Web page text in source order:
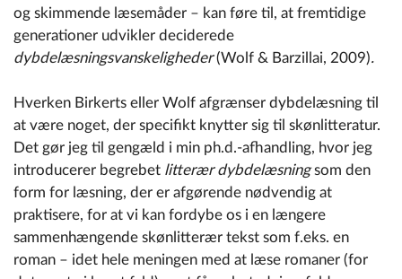
og skimmende læsemåder – kan føre til, at fremtidige
generationer udvikler deciderede
dybdelæsningsvanskeligheder(Wolf & Barzillai, 2009).
Hverken Birkerts eller Wolf afgrænser dybdelæsning til
at være noget, der specifikt knytter sig til skønlitteratur.
Det gør jeg til gengæld i min ph.d.-afhandling, hvor jeg
introducerer begrebet litterær dybdelæsningsom den
form for læsning, der er afgørende nødvendig at
praktisere, for at vi kan fordybe os i en længere
sammenhængende skønlitterær tekst som f.eks. en
roman – idet hele meningen med at læse romaner (for